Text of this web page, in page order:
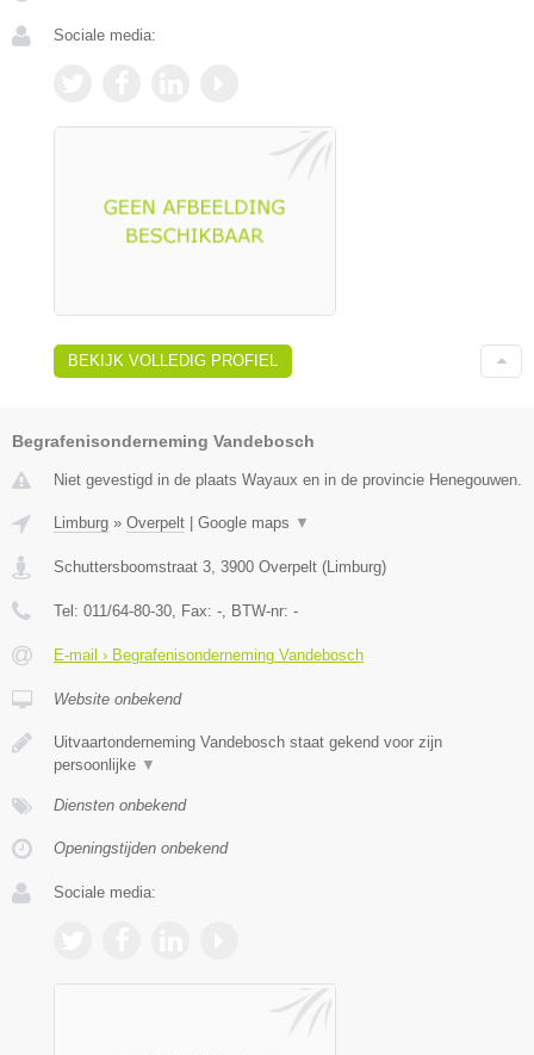
Sociale media:
BEKIJK VOLLEDIG PROFIEL
Begrafenisonderneming Vandebosch
Niet gevestigd in de plaats Wayaux en in de provincie Henegouwen.
Limburg » Overpelt Google maps ▼
Schuttersboomstraat 3 3900 Overpelt ( Limburg)
Tel: 011/64-80-30 , Fax: - , BTW-nr: -
E-mail › Begrafenisonderneming Vandebosch
Website onbekend
Uitvaartonderneming Vandebosch staat gekend voor zijn
persoonlijke ▼
Diensten onbekend
Openingstijden onbekend
Sociale media: